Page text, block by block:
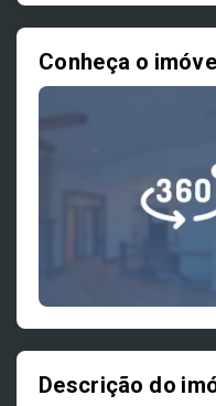
Conheça o
Descrição do